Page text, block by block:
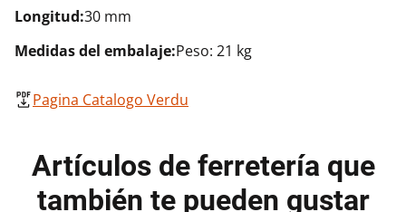
Longitud:30 mm
Medidas del embalaje:Peso: 21 kg
Pagina Catalogo Verdu
Artículos de ferretería que
también te pueden gustar